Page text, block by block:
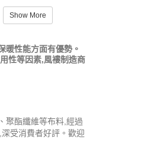
Show More
暖性能方面有優勢。
性等因素,風褸制造商
聚酯纖維等布料,經過
受消費者好評。歡迎